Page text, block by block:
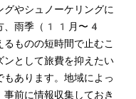
やシュノーケリングに
、雨季（11月〜4
るものの短時間で止むこ
ンとして旅費を抑えたい
もあります。地域によっ
前に情報収集しておき